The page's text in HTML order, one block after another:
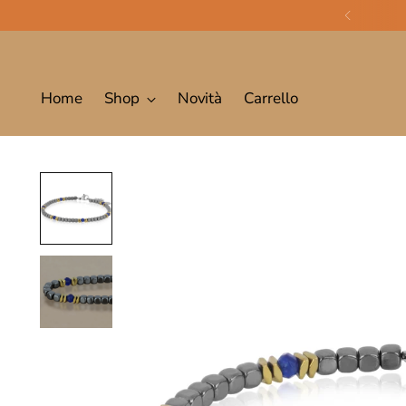
Home Shop Novità Carrello